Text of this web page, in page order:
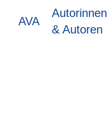
AVA
Autorinnen
& Autoren